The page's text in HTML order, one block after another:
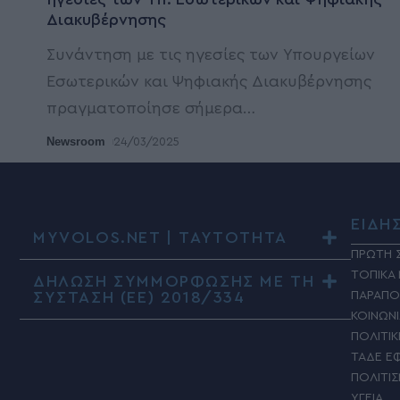
Διακυβέρνησης
Συνάντηση με τις ηγεσίες των Υπουργείων
Εσωτερικών και Ψηφιακής Διακυβέρνησης
πραγματοποίησε σήμερα
Newsroom 24/03/2025
MYVOLOS.NET | ΤΑΥΤΟΤΗΤΑ
ΔΗΛΩΣΗ ΣΥΜΜΟΡΦΩΣΗΣ ΜΕ ΤΗ
ΣΥΣΤΑΣΗ (ΕΕ) 2018/334
ΠΡΩΤΗ
ΤΟΠΙΚΑ
ΤΑΔΕ